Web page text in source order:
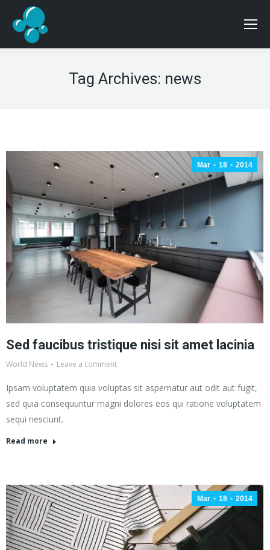
Tag Archives: news
Mar 18 2014
Sed faucibus tristique nisi sit amet lacinia
World News Leave a comment
Ipsam voluptatem quia voluptas sit aspernatur aut odit aut fugit,
sed quia consequuntur magni dolores eos qui ratione voluptatem
sequi nesciunt.
Read more
Mar 18 2014